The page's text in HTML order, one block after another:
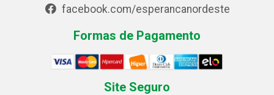
facebook.com/esperancanordeste
Formas de Pagamento
Site Seguro